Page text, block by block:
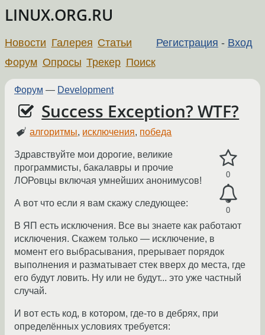
LINUX.ORG.RU
Регистрация - Вход
Новости Галерея Статьи
Форум Опросы Трекер Поиск
Форум — Development
Success Exception? WTF?
алгоритмы, исключения, победа
0
0
Здравствуйте мои дорогие, великие
программисты, бакалавры и прочие
ЛОРовцы включая умнейших анонимусов!
А вот что если я вам скажу следующее:
В ЯП есть исключения. Все вы знаете как работают
исключения. Скажем только — исключение, в
момент его выбрасывания, прерывает порядок
выполнения и разматывает стек вверх до места, где
его будут ловить. Ну или не будут... это уже частный
случай.
И вот есть код, в котором, где-то в дебрях, при
определённых условиях требуется: